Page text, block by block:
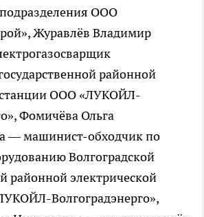
ООО
Журавлёв Владимир
районной
станции ООО «ЛУКОЙЛ-
Фомичёва Ольга
— машинист-обходчик по
Волгоградской
районной электрической
Волгоградэнерго»,